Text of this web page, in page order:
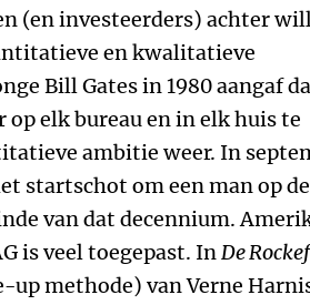
(en investeerders) achter
en kwalitatieve
Bill Gates in 1980 aangaf
op elk bureau en in elk huis te
ambitie weer. In
startschot om een man op de
van dat decennium.
is veel toegepast. InDe
up methode) van Verne